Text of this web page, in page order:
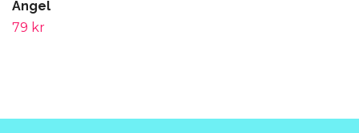
Angel
79 kr